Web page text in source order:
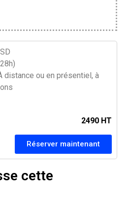
distance ou en présentiel, à
2490 HT
Réserver maintenant
cette